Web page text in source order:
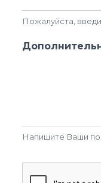
Пожалуйста,
Напишите Ваши